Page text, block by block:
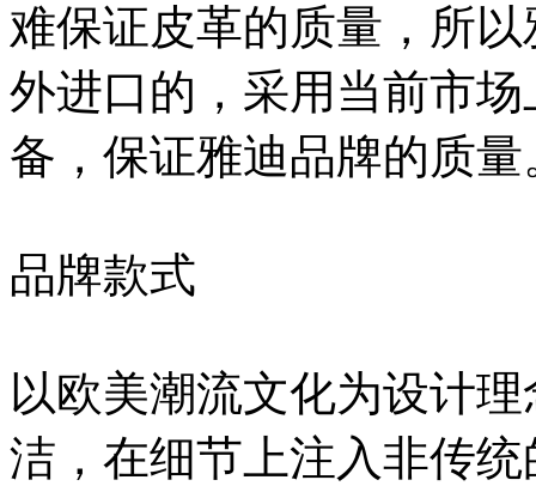
难保证皮革的质量，所
外进口的，采用当前市
备，保证雅迪品牌的质量
品牌款式
以欧美潮流文化为设计
洁，在细节上注入非传